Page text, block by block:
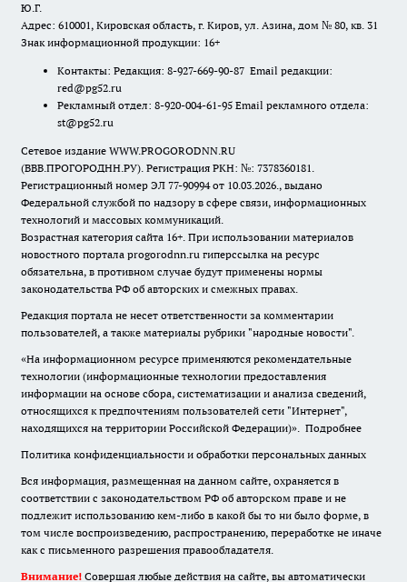
Ю.Г.
Адрес: 610001, Кировская область, г. Киров, ул. Азина, дом № 80, кв. 31
Знак информационной продукции: 16+
Контакты: Редакция: 8-927-669-90-87 Email редакции:
red@pg52.ru
Рекламный отдел: 8-920-004-61-95 Email рекламного отдела:
st@pg52.ru
Сетевое издание WWW.PROGORODNN.RU
(ВВВ.ПРОГОРОДНН.РУ). Регистрация РКН: №: 7378360181.
Регистрационный номер ЭЛ 77-90994 от 10.03.2026., выдано
Федеральной службой по надзору в сфере связи, информационных
технологий и массовых коммуникаций.
Возрастная категория сайта 16+. При использовании материалов
новостного портала progorodnn.ru гиперссылка на ресурс
обязательна, в противном случае будут применены нормы
законодательства РФ об авторских и смежных правах.
Редакция портала не несет ответственности за комментарии
пользователей, а также материалы рубрики "народные новости".
«На информационном ресурсе применяются рекомендательные
технологии (информационные технологии предоставления
информации на основе сбора, систематизации и анализа сведений,
относящихся к предпочтениям пользователей сети "Интернет",
находящихся на территории Российской Федерации)». Подробнее
Политика конфиденциальности и обработки персональных данных
Вся информация, размещенная на данном сайте, охраняется в
соответствии с законодательством РФ об авторском праве и не
подлежит использованию кем-либо в какой бы то ни было форме, в
том числе воспроизведению, распространению, переработке не иначе
как с письменного разрешения правообладателя.
Внимание! Совершая любые действия на сайте, вы автоматически